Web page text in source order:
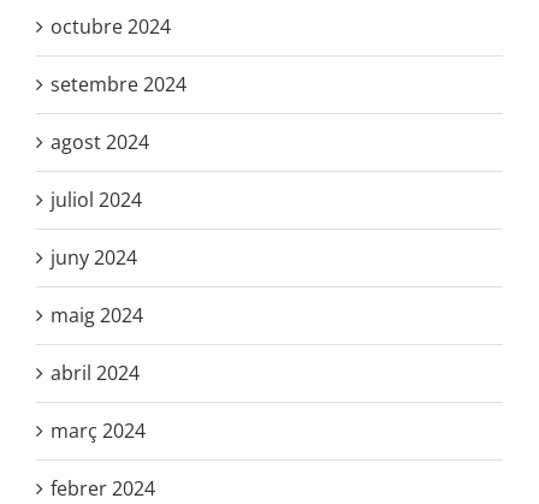
octubre 2024
setembre 2024
agost 2024
juliol 2024
juny 2024
maig 2024
abril 2024
març 2024
febrer 2024